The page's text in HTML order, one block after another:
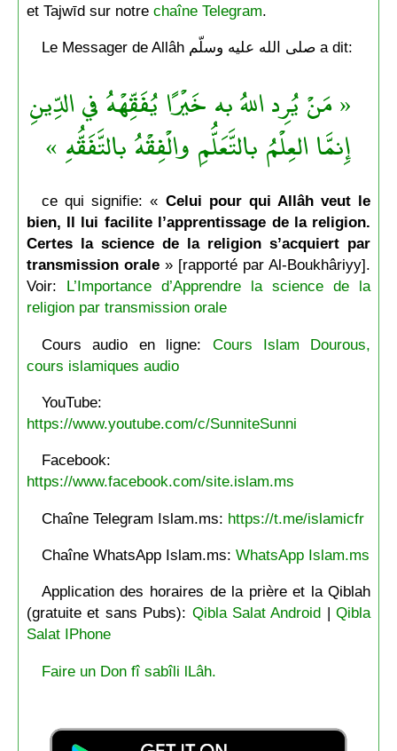
et Tajwīd sur notre chaîne Telegram.
Le Messager de Allâh صلى الله عليه وسلّم a dit:
« مَنْ يُرِد اللهُ به خَيْرًا يُفَقِّهْهُ في الدِّينِ
إِنمَّا العِلْمُ بالتَّعَلُّمِ والْفِقْهُ بالتَّفَقُّهِ »
ce qui signifie: « Celui pour qui Allâh veut le
bien, Il lui facilite l’apprentissage de la religion.
Certes la science de la religion s’acquiert par
transmission orale» [rapporté par Al-Boukhâriyy].
Voir: L’Importance d’Apprendre la science de la
religion par transmission orale
Cours audio en ligne: Cours Islam Dourous,
cours islamiques audio
YouTube:
https://www.youtube.com/c/SunniteSunni
Facebook:
https://www.facebook.com/site.islam.ms
Chaîne Telegram Islam.ms: https://t.me/islamicfr
Chaîne WhatsApp Islam.ms: WhatsApp Islam.ms
Application des horaires de la prière et la Qiblah
(gratuite et sans Pubs): Qibla Salat Android |Qibla
Salat IPhone
Faire un Don fî sabîli lLâh.